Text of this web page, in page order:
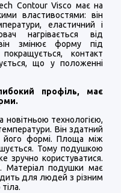
Contour Visco має на
властивостями: він
еластичний і
нагрівається від
змінює форму під
контакт
що у положенні
профіль, має
новітньою технологією,
Він здатний
його формі. Площа між
Тому подушкою
зручно користуватися.
Матеріал подушки має
для людей з різним